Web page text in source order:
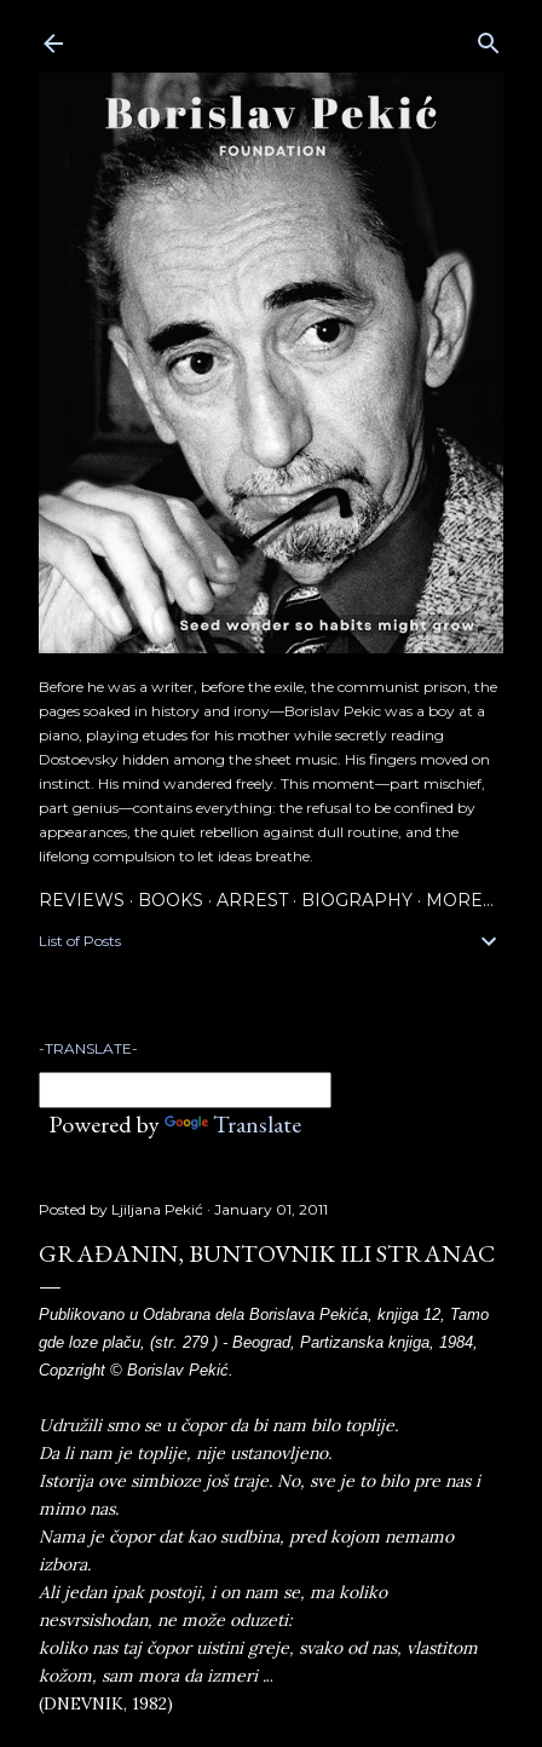
Before he was a writer, before the exile, the communist prison, the
pages soaked in history and irony—Borislav Pekic was a boy at a
piano, playing etudes for his mother while secretly reading
Dostoevsky hidden among the sheet music. His fingers moved on
instinct. His mind wandered freely. This moment—part mischief,
part genius—contains everything: the refusal to be confined by
appearances, the quiet rebellion against dull routine, and the
lifelong compulsion to let ideas breathe.
REVIEWS BOOKS ARREST BIOGRAPHY MORE…
List of Posts
-TRANSLATE-
Powered by Translate
Posted by Ljiljana Pekić January 01, 2011
GRAĐANIN, BUNTOVNIK ILI STRANAC
Publikovano u Odabrana dela Borislava Pekića, knjiga 12, Tamo
gde loze plaču, (str. 279 ) - Beograd, Partizanska knjiga, 1984,
Copzright © Borislav Pekić.
Udružili smo se u čopor da bi nam bilo toplije.
Da li nam je toplije, nije ustanovljeno.
Istorija ove simbioze još traje. No, sve je to bilo pre nas i
mimo nas.
Nama je čopor dat kao sudbina, pred kojom nemamo
izbora.
Ali jedan ipak postoji, i on nam se, ma koliko
nesvrsishodan, ne može oduzeti:
koliko nas taj čopor uistini greje, svako od nas, vlastitom
kožom, sam mora da izmeri ...
(DNEVNIK, 1982)